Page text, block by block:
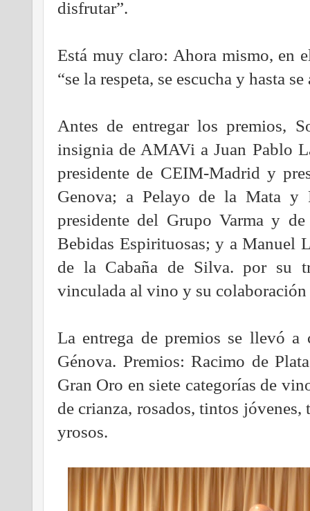
disfrutar”.
Está muy claro: Ahora mismo, en
“se la respeta, se escucha y hasta
Antes de entregar los premios,
insignia de AMAVi a Juan Pablo
presidente de CEIM-Madrid y
Genova; a Pelayo de la Mata y
presidente del Grupo Varma y
Bebidas Espirituosas; y a Manuel
de la Cabaña de Silva. por su
vinculada al vino y su
La entrega de premios se llevó
Génova. Premios: Racimo de
Gran Oro en siete categorías de
de crianza, rosados, tintos jóvenes,
yrosos.